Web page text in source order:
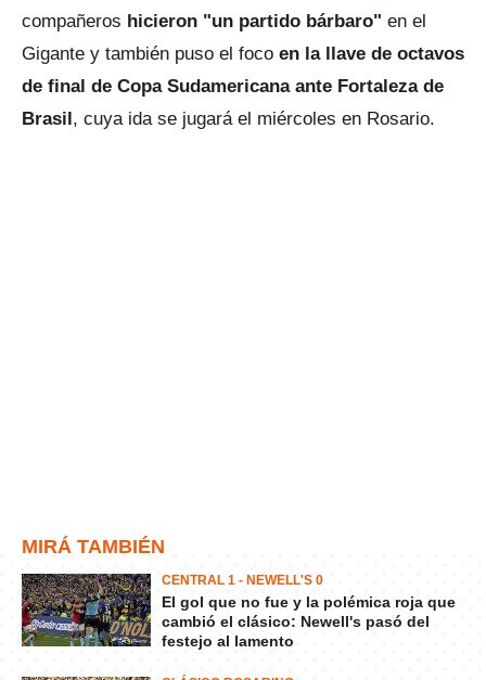
compañeros hicieron "un partido bárbaro" en el
Gigante y también puso el foco en la llave de octavos
de final de Copa Sudamericana ante Fortaleza de
Brasil, cuya ida se jugará el miércoles en Rosario.
MIRÁ TAMBIÉN
CENTRAL 1 - NEWELL'S 0
El gol que no fue y la polémica roja que
cambió el clásico: Newell's pasó del
festejo al lamento